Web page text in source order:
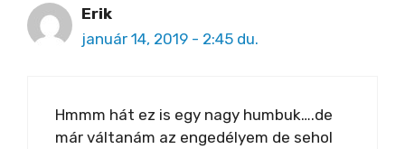
Erik
január 14, 2019 - 2:45 du.
Hmmm hát ez is egy nagy humbuk….de
már váltanám az engedélyem de sehol